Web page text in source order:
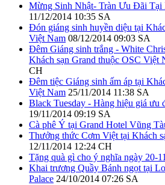
Mừng Sinh Nhật- Tràn Ưu Đãi Tại
11/12/2014 10:35 SA
Đón giáng sinh huyền diệu tại
Việt Nam 08/12/2014 09:03 SA
Đêm Giáng sinh trắng - White
Khách sạn Grand thuộc OSC Việt
CH
Đêm tiệc Giáng sinh ấm áp tại
Việt Nam 25/11/2014 11:38 SA
Black Tuesday - Hàng hiệu giá ưu
19/11/2014 09:19 SA
Cà phê Ý tại Grand Hotel Vũng
Thưởng thức Cơm Việt tại Khách
12/11/2014 12:24 CH
Tặng quà gì cho ý nghĩa ngày 20-
Khai trương Quầy Bánh ngọt tại
Palace 24/10/2014 07:26 SA